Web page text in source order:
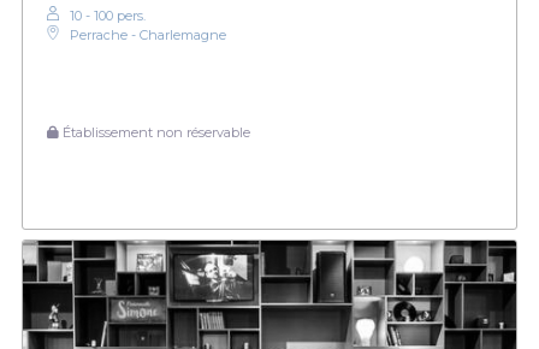
10 - 100 pers.
Perrache - Charlemagne
Établissement non réservable